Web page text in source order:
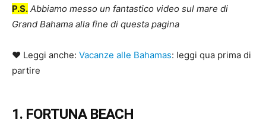
P.S. Abbiamo messo un fantastico video sul mare di
Grand Bahama alla fine di questa pagina
♥ Leggi anche: Vacanze alle Bahamas: leggi qua prima di
partire
1. FORTUNA BEACH